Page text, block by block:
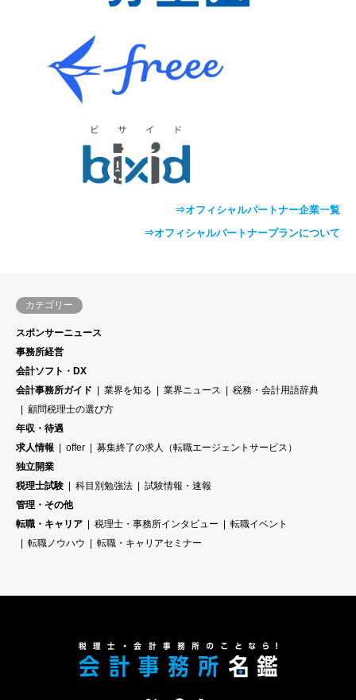
⇒オフィシャルパートナー企業一覧
⇒オフィシャルパートナープランについて
カテゴリー
スポンサーニュース
事務所経営
会計ソフト・DX
会計事務所ガイド
業界を知る 業界ニュース
税務・会計用語辞典
顧問税理士の選び方
年収・待遇
求人情報
offer
募集終了の求人（転職エージェントサービス）
独立開業
税理士試験
科目別勉強法
試験情報・速報
管理・その他
転職・キャリア
税理士・事務所インタビュー
転職イベント
転職ノウハウ
転職・キャリアセミナー